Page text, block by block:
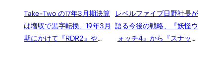
Take-Two の17年3月期決算
は増収で黒字転換、19年3月
期にかけて『RDR2』や
レベルファイブ日野社長が
語る今後の戦略、『妖怪ウ
ォッチ4』から『スナック